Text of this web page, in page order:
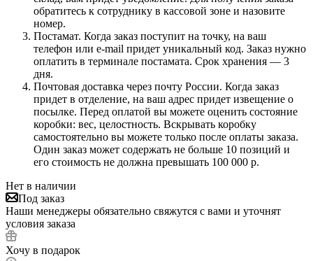
обратитесь к сотруднику в кассовой зоне и назовите
номер.
Постамат. Когда заказ поступит на точку, на ваш
телефон или e-mail придет уникальный код. Заказ нужно
оплатить в терминале постамата. Срок хранения — 3
дня.
Почтовая доставка через почту России. Когда заказ
придет в отделение, на ваш адрес придет извещение о
посылке. Перед оплатой вы можете оценить состояние
коробки: вес, целостность. Вскрывать коробку
самостоятельно вы можете только после оплаты заказа.
Один заказ может содержать не больше 10 позиций и
его стоимость не должна превышать 100 000 р.
Нет в наличии
Под заказ
Наши менеджеры обязательно свяжутся с вами и уточнят
условия заказа
Хочу в подарок